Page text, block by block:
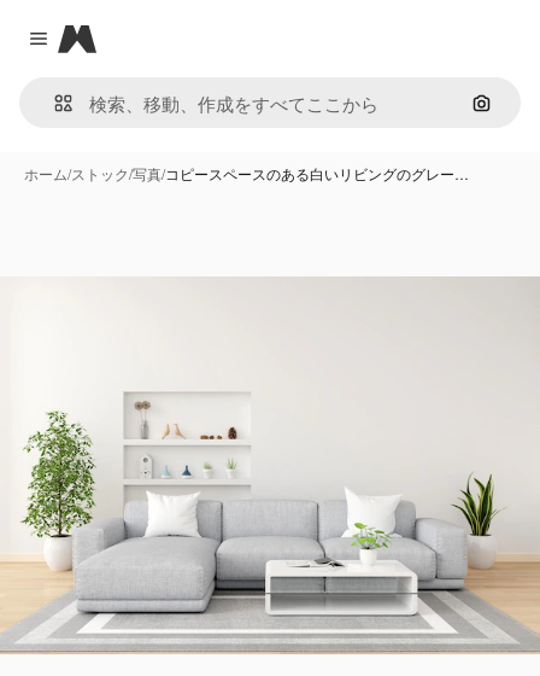
Close menu
Magnific
画像で
ホーム/ストック/写真/コピースペースのある白いリビングのグレー…